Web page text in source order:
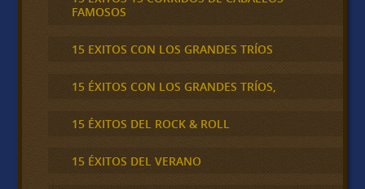
FAMOSOS
15 EXITOS CON LOS GRANDES TRÍOS
15 ÉXITOS CON LOS GRANDES TRÍOS,
15 ÉXITOS DEL ROCK & ROLL
15 ÉXITOS DEL VERANO